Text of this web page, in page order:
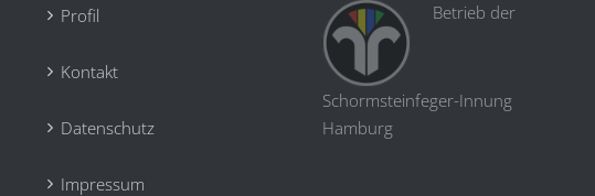
Profil
Kontakt
Datenschutz
Impressum
Betrieb der
Schormsteinfeger-Innung
Hamburg